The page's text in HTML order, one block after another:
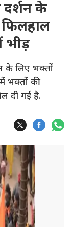
के
भीड़
के लिए भक्तों
भक्तों की
दी गई है.